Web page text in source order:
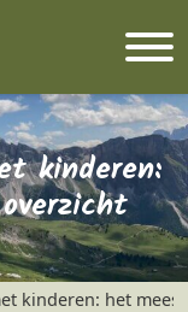
kinderen:
kinderen: het